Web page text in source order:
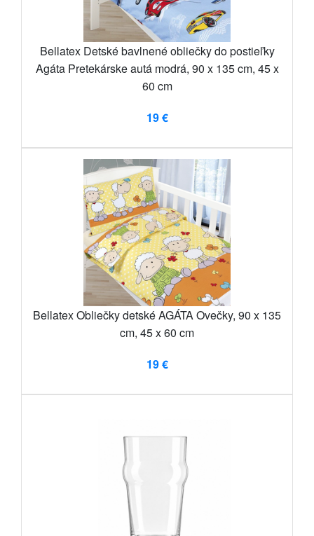
Bellatex Detské bavlnené obliečky do postieľky
Agáta Pretekárske autá modrá, 90 x 135 cm, 45 x
60 cm
19 €
Bellatex Obliečky detské AGÁTA Ovečky, 90 x 135
cm, 45 x 60 cm
19 €